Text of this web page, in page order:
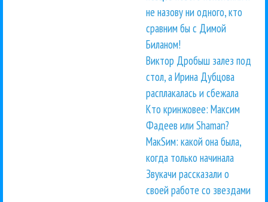
не назову ни одного, кто
сравним бы с Димой
Биланом!
Виктор Дробыш залез под
стол, а Ирина Дубцова
расплакалась и сбежала
Кто кринжовее: Максим
Фадеев или Shaman?
МакSим: какой она была,
когда только начинала
Звукачи рассказали о
своей работе со звездами